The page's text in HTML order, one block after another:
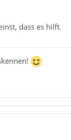
dass es hilft.